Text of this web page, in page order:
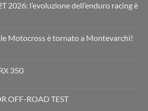
2026: l’evoluzione dell’enduro racing è
Motocross è tornato a Montevarchi!
350
OFF-ROAD TEST